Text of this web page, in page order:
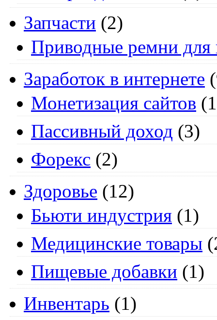
Запчасти (2)
Приводные ремни для
Заработок в интернете
Монетизация сайтов
Пассивный доход (3)
Форекс (2)
Здоровье (12)
Бьюти индустрия (1)
Медицинские товары
Пищевые добавки (1)
Инвентарь (1)